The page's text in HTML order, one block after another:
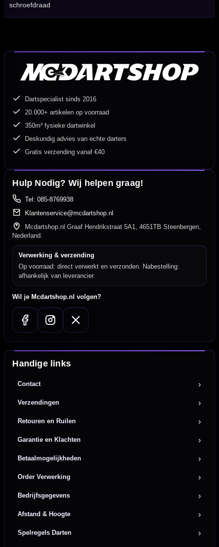
schroefdraad
Dartspecialist sinds 2016
20.000+ artikelen op voorraad
350m² fysieke dartwinkel
Deskundig advies van echte darters
Gratis verzending vanaf €40
Hulp Nodig? Wij helpen graag!
Tel: 085-8769938
Klantenservice@mcdartshop.nl
Mcdartshop.nl Graaf Hendrikstraat 5A1, 4651TB Steenbergen,
Nederland.
Verwerking & verzending
Op voorraad: direct verwerkt en verzonden. Nabestelling:
afhankelijk van leverancier.
Wil je Mcdartshop.nl volgen?
Handige links
Contact
Verzendingen
Retouren en Ruilen
Garantie en Klachten
Betaalmogelijkheden
Order Verwerking
Bedrijfsgegevens
Afstand & Hoogte
Spelregels Darten